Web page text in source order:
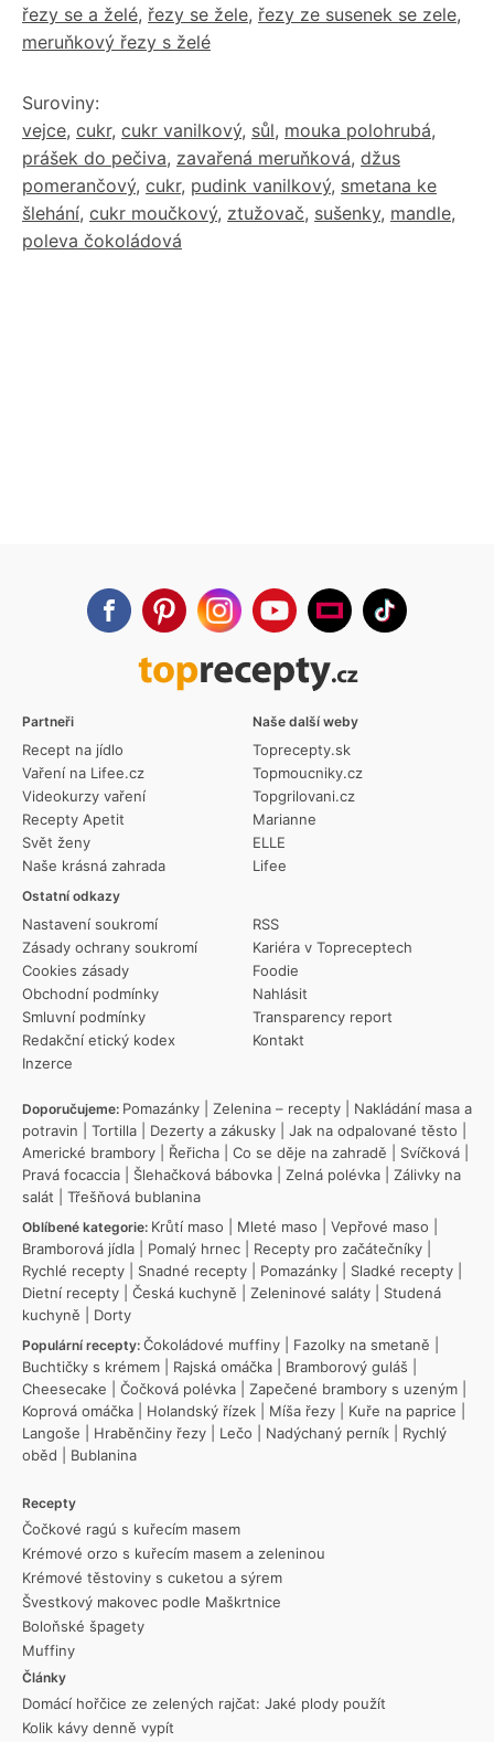
řezy se a želé, řezy se žele, řezy ze susenek se zele,
meruňkový řezy s želé
Suroviny:
vejce, cukr, cukr vanilkový, sůl, mouka polohrubá,
prášek do pečiva, zavařená meruňková, džus
pomerančový, cukr, pudink vanilkový, smetana ke
šlehání, cukr moučkový, ztužovač, sušenky, mandle,
poleva čokoládová
Partneři
Recept na jídlo
Vaření na Lifee.cz
Videokurzy vaření
Recepty Apetit
Svět ženy
Naše krásná zahrada
Ostatní odkazy
Nastavení soukromí
Zásady ochrany soukromí
Cookies zásady
Obchodní podmínky
Smluvní podmínky
Redakční etický kodex
Inzerce
RSS
Kariéra v Topreceptech
Foodie
Nahlásit
Transparency report
Kontakt
Naše další weby
Toprecepty.sk
Topmoucniky.cz
Topgrilovani.cz
Marianne
ELLE
Lifee
Doporučujeme: Pomazánky Zelenina – recepty
Nakládání masa a
potravin
Tortilla Dezerty a zákusky Jak na odpalované těsto
Americké brambory
Řeřicha Co se děje na zahradě Svíčková
Pravá focaccia
Šlehačková bábovka Zelná polévka
Zálivky na
salát
Třešňová bublanina
Oblíbené kategorie: Krůtí maso Mleté maso Vepřové maso
Bramborová jídla
Pomalý hrnec Recepty pro začátečníky
Rychlé recepty
Snadné recepty Pomazánky Sladké recepty
Dietní recepty
Česká kuchyně Zeleninové saláty
Studená
kuchyně
Dorty
Populární recepty: Čokoládové muffiny Fazolky na smetaně
Buchtičky s krémem
Rajská omáčka Bramborový guláš
Cheesecake
Čočková polévka Zapečené brambory s uzeným
Koprová omáčka
Holandský řízek Míša řezy Kuře na paprice
Langoše
Hraběnčiny řezy Lečo Nadýchaný perník
Rychlý
oběd
Bublanina
Recepty
Čočkové ragú s kuřecím masem
Krémové orzo s kuřecím masem a zeleninou
Krémové těstoviny s cuketou a sýrem
Švestkový makovec podle Maškrtnice
Boloňské špagety
Muffiny
Články
Domácí hořčice ze zelených rajčat: Jaké plody použít
Kolik kávy denně vypít